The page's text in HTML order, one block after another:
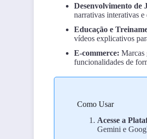
Desenvolvimento de
narrativas interativas
Educação e
vídeos explicativos
E-commerce: Marcas
funcionalidades de
Como Usar
Acesse a
Gemini e